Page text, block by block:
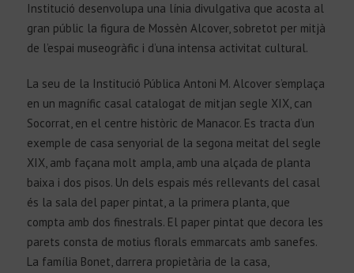
Institució desenvolupa una línia divulgativa que acosta al
gran públic la figura de Mossèn Alcover, sobretot per mitjà
de l’espai museogràfic i d’una intensa activitat cultural.
La seu de la Institució Pública Antoni M. Alcover s’emplaça
en un magnífic casal catalogat de mitjan segle XIX, can
Socorrat, en el centre històric de Manacor. Es tracta d’un
exemple de casa senyorial de la segona meitat del segle
XIX, amb façana molt ampla, amb una alçada de planta
baixa i dos pisos. Un dels espais més rellevants del casal
és la sala del paper pintat, a la primera planta, que
compta amb dos finestrals. El paper pintat que decora les
parets consta de motius florals emmarcats amb sanefes.
La família Bonet, darrera propietària de la casa,